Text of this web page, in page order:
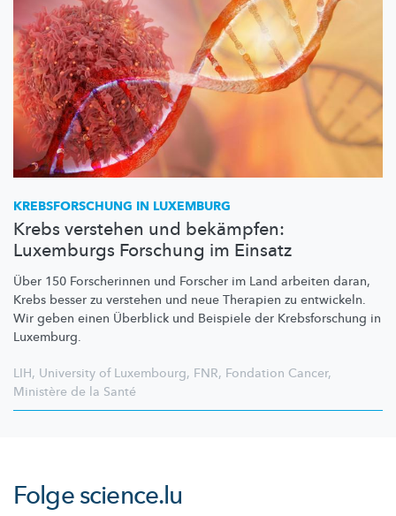
KREBSFORSCHUNG IN LUXEMBURG
Krebs verstehen und bekämpfen:
Luxemburgs Forschung im Einsatz
Über 150 Forscherinnen und Forscher im Land arbeiten daran,
Krebs besser zu verstehen und neue Therapien zu entwickeln.
Wir geben einen Überblick und Beispiele der Krebsforschung in
Luxemburg.
LIH, University of Luxembourg, FNR, Fondation Cancer,
Ministère de la Santé
Folgescience.lu